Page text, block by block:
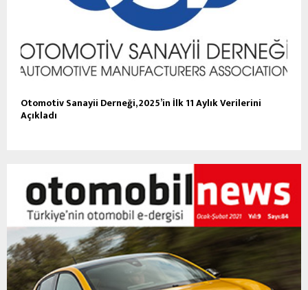
Otomotiv Sanayii Derneği, 2025’in İlk 11 Aylık Verilerini
Açıkladı